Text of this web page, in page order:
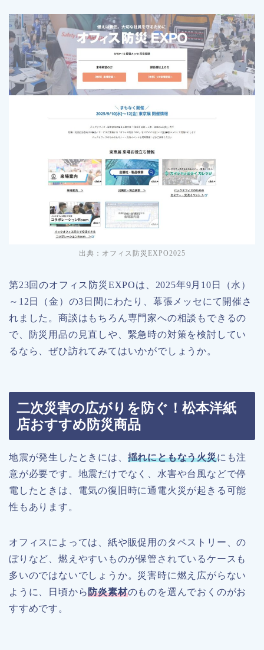
出典：オフィス防災EXPO2025
第23回のオフィス防災EXPOは、2025年9月10日（水）
～12日（金）の3日間にわたり、幕張メッセにて開催さ
れました。商談はもちろん専門家への相談もできるの
で、防災用品の見直しや、緊急時の対策を検討してい
るなら、ぜひ訪れてみてはいかがでしょうか。
二次災害の広がりを防ぐ！松本洋紙
店おすすめ防災商品
地震が発生したときには、 揺れにともなう火災にも注
意が必要です。地震だけでなく、水害や台風などで停
電したときは、電気の復旧時に通電火災が起きる可能
性もあります。
オフィスによっては、紙や販促用のタペストリー、の
ぼりなど、燃えやすいものが保管されているケースも
多いのではないでしょうか。災害時に燃え広がらない
ように、日頃から防炎素材のものを選んでおくのがお
すすめです。